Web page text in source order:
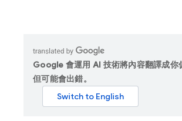
Google 會運用 AI 技術將內容翻譯成你
但可能會出錯。